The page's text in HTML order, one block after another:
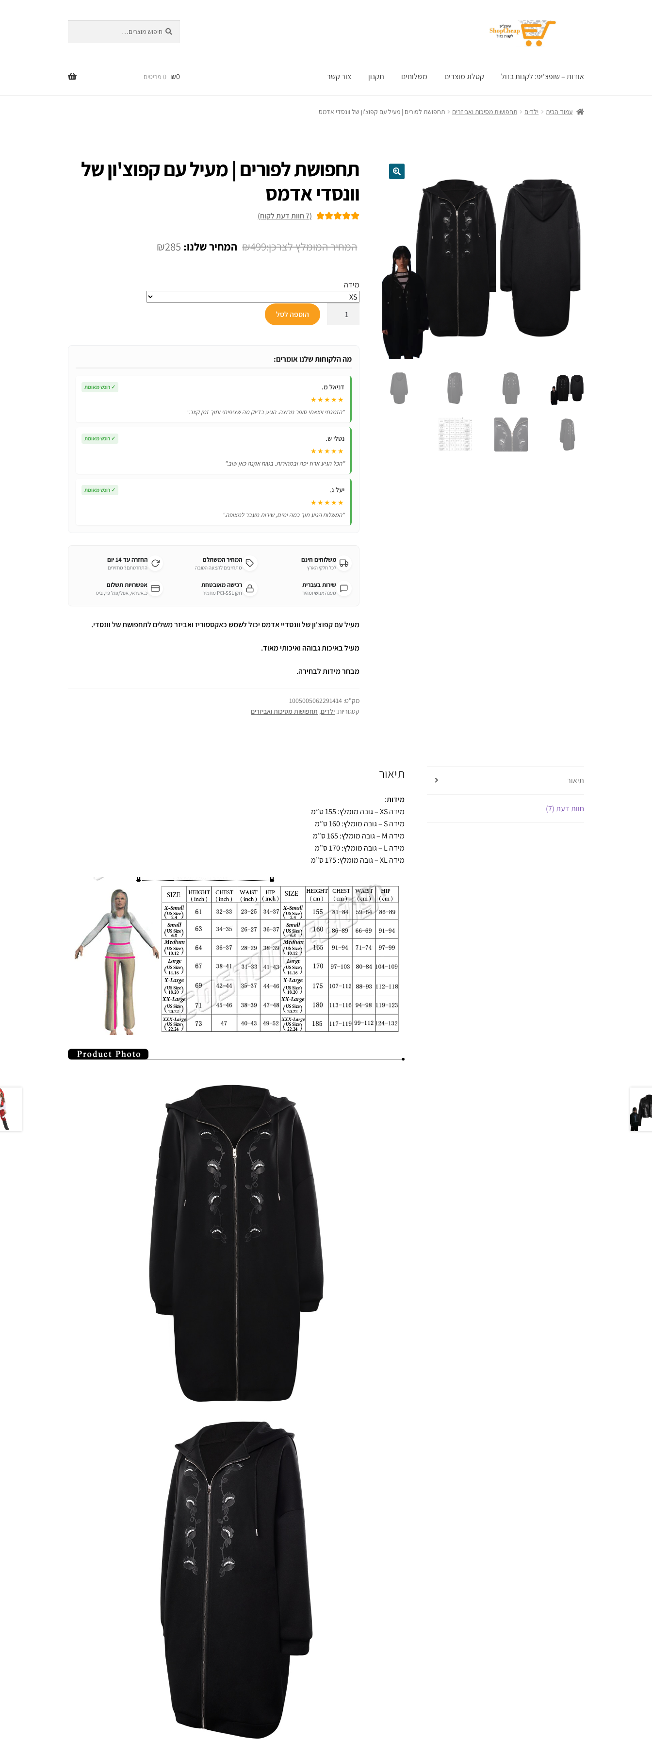
עבור:
אודות – שופצ'יפ: לקנות בזול קטלוג מוצרים משלוחים תקנון צור קשר ₪0 0 פריטים
עמוד הבית ילדים תחפושות מסיכות ואביזרים תחפושת לפורים | מעיל עם קפוצ'ון של וונסדי אדמס
תחפושת לפורים | מעיל עם קפוצ'ון של
וונסדי אדמס
עלדירוגים של
(
7חוות דעת לקוח)
₪499
המחיר
₪285 המחיר
₪285.
מידה
עם
וונסדי
אדמס
הוספה לסל
מה הלקוחות שלנו אומרים:
דניאל מ. ✓ רוכש מאומת
★★★★★
"הזמנתי ויצאתי סופר מרוצה. הגיע בדיוק מה שציפיתי ותוך זמן קצר."
נטלי ש. ✓ רוכש מאומת
★★★★★
"הכל הגיע ארוז יפה ובמהירות. בטוח אקנה כאן שוב."
יעל ג. ✓ רוכש מאומת
★★★★★
"המשלוח הגיע תוך כמה ימים, שירות מעבר למצופה."
משלוחים חינם
לכל חלקי הארץ
המחיר המשתלם
מתחייבים להצעה הטובה
החזרה עד 14 יום
התחרטתם? מחזירים
שירות בעברית
מענה אנושי ומהיר
רכישה מאובטחת
תקן PCI-SSL מחמיר
אפשרויות תשלום
כ.אשראי, אפל/גוגל פיי, ביט
מעיל עם קפוצ'ון של וונסדיי אדמס יכול לשמש כאקססוריז ואביזר משלים לתחפושת של וונסדי.
מעיל באיכות גבוהה ואיכותי מאוד.
מבחר מידות לבחירה.
מק"ט: 1005005062291414
קטגוריות: ילדים, תחפושות מסיכות ואביזרים
תיאור
חוות דעת (7)
תיאור
מידות:
מידה XS – גובה מומלץ: 155 ס”מ
מידה S – גובה מומלץ: 160 ס”מ
מידה M – גובה מומלץ: 165 ס”מ
מידה L – גובה מומלץ: 170 ס”מ
מידה XL – גובה מומלץ: 175 ס”מ